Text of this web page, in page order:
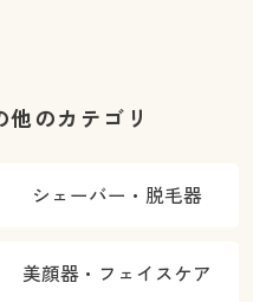
のカテゴリ
シェーバー・脱毛器
美顔器・フェイスケア